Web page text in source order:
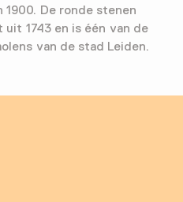
De ronde stenen
1743 en is één van de
van de stad Leiden.
een nieuw tabblad